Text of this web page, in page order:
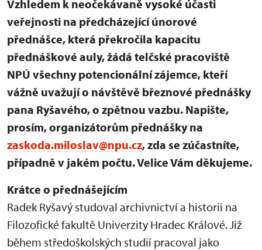
Vzhledem k neočekávaně vysoké účasti
veřejnosti na předcházející únorové
přednášce, která překročila kapacitu
přednáškové auly, žádá telčské pracoviště
NPÚ všechny potencionální zájemce, kteří
vážně uvažují o návštěvě březnové přednášky
pana Ryšavého, o zpětnou vazbu. Napište,
prosím, organizátorům přednášky na
zaskoda.miloslav@npu.cz, zda se zúčastníte,
případně v jakém počtu. Velice Vám děkujeme.
Krátce o přednášejícím
Radek Ryšavý studoval archivnictví a historii na
Filozofické fakultě Univerzity Hradec Králové. Již
během středoškolských studií pracoval jako